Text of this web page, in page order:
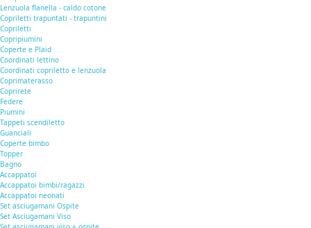
Lenzuola flanella - caldo cotone
Copriletti trapuntati - trapuntini
Copriletti
Copripiumini
Coperte e Plaid
Coordinati lettino
Coordinati copriletto e lenzuola
Coprimaterasso
Coprirete
Federe
Piumini
Tappeti scendiletto
Guanciali
Coperte bimbo
Topper
Bagno
Accappatoi
Accappatoi bimbi/ragazzi
Accappatoi neonati
Set asciugamani Ospite
Set Asciugamani Viso